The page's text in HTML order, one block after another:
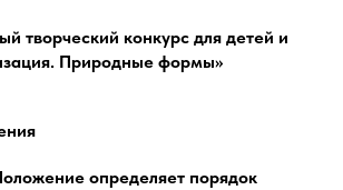
творческий конкурс для детей и
Природные формы»
определяет порядок